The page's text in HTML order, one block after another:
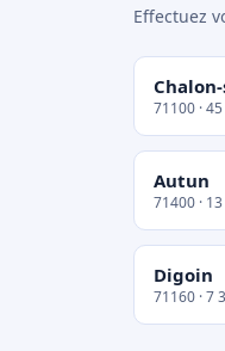
Effectuez
71100 ·
Autun
71400 ·
Digoin
71160 · 7